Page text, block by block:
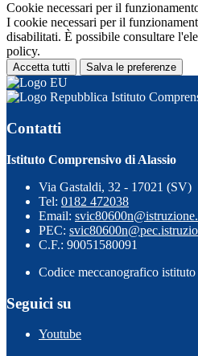
Cookie necessari per il
I cookie necessari per il
disabilitati. È possibile consultare
policy.
Accetta tutti Salva le preferenze
Istituto
Contatti
Istituto Comprensivo di Alassio
Via Gastaldi, 32 - 17021 (SV)
Tel: 0182 472038
Email:
PEC:
C.F.: 90051580091
Codice meccanografico istituto
Seguici su
Youtube